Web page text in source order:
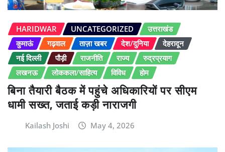
HARIDWAR UNCATEGORIZED
उत्तराखंड
कुमाऊं
गढ़वाल ताज़ा खबर देश/दुनिया
देहरादून
नई दिल्ली
पौड़ी राजनीति राज्य
रुद्रप्रयाग
लखनऊ
लोककला/साहित्य विविध होम
बिना तैयारी बैठक में पहुंचे अधिकारियों पर सीएम
धामी सख्त, जताई कड़ी नाराजगी
Kailash Joshi May 4, 2026